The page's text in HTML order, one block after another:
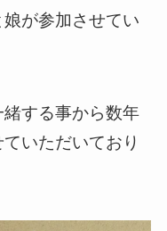
が参加させてい
緒する事から数年
いただいており